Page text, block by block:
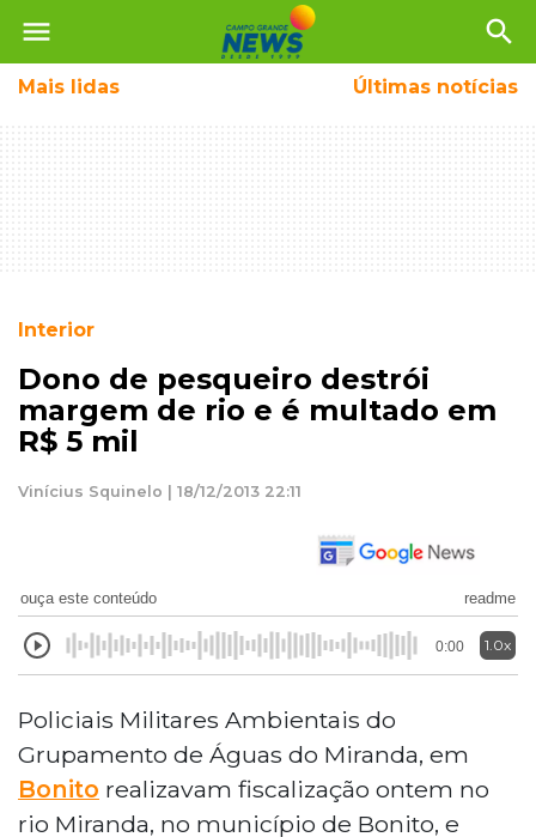
menu search
Mais lidas Últimas notícias
Interior
Dono de pesqueiro destrói
margem de rio e é multado em
R$ 5 mil
Vinícius Squinelo | 18/12/2013 22:11
ouça este conteúdo readme
0:00 1.0x
Policiais Militares Ambientais do
Grupamento de Águas do Miranda, em
Bonito realizavam fiscalização ontem no
rio Miranda, no município de Bonito, e